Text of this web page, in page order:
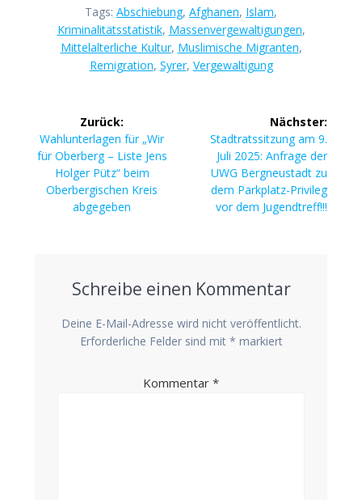
Tags: Abschiebung, Afghanen, Islam,
Kriminalitätsstatistik, Massenvergewaltigungen,
Mittelalterliche Kultur, Muslimische Migranten,
Remigration, Syrer, Vergewaltigung
Beitragsnavigation
Zurück:
Vorheriger
Beitrag:
Wahlunterlagen für „Wir
für Oberberg – Liste Jens
Holger Pütz“ beim
Oberbergischen Kreis
abgegeben
Nächster:
Nächster
Beitrag:
Stadtratssitzung am 9.
Juli 2025: Anfrage der
UWG Bergneustadt zu
dem Parkplatz-Privileg
vor dem Jugendtreff!!!
Schreibe einen Kommentar
Deine E-Mail-Adresse wird nicht veröffentlicht.
Erforderliche Felder sind mit * markiert
Kommentar *